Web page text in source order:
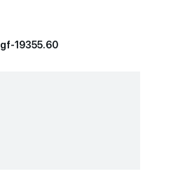
gf-19355.60